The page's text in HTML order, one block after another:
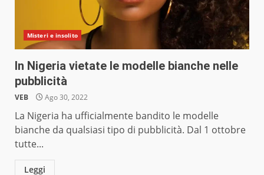
Misteri e insolito
In Nigeria vietate le modelle bianche nelle
pubblicità
VEB Ago 30, 2022
La Nigeria ha ufficialmente bandito le modelle
bianche da qualsiasi tipo di pubblicità. Dal 1 ottobre
tutte...
Leggi